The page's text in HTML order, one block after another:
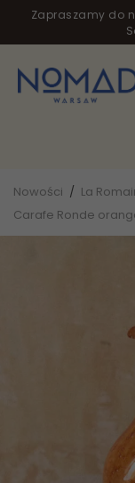
Zapraszamy do
Nowości / La
Carafe Ronde